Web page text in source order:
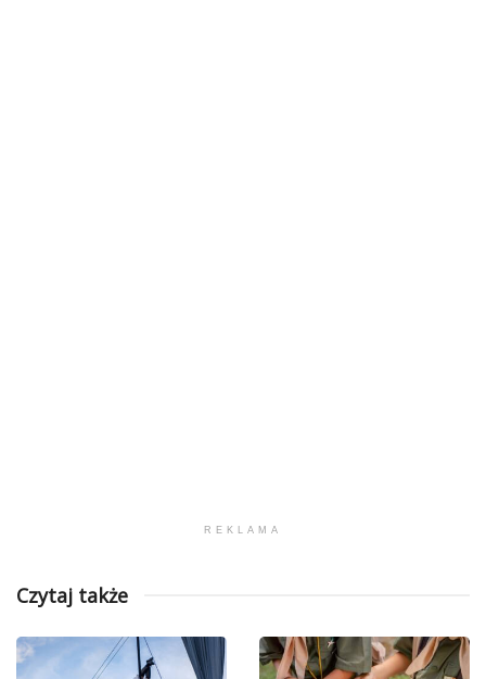
REKLAMA
Czytaj także